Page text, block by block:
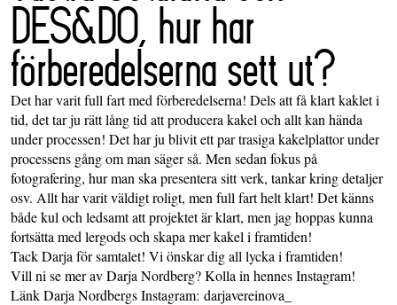
DES&DO, hur har
förberedelserna sett ut?
Det har varit full fart med förberedelserna! Dels att få klart kaklet i
tid, det tar ju rätt lång tid att producera kakel och allt kan hända
under processen! Det har ju blivit ett par trasiga kakelplattor under
processens gång om man säger så. Men sedan fokus på
fotografering, hur man ska presentera sitt verk, tankar kring detaljer
osv. Allt har varit väldigt roligt, men full fart helt klart! Det känns
både kul och ledsamt att projektet är klart, men jag hoppas kunna
fortsätta med lergods och skapa mer kakel i framtiden!
Tack Darja för samtalet! Vi önskar dig all lycka i framtiden!
Vill ni se mer av Darja Nordberg? Kolla in hennes Instagram!
Länk Darja Nordbergs Instagram: darjavereinova_